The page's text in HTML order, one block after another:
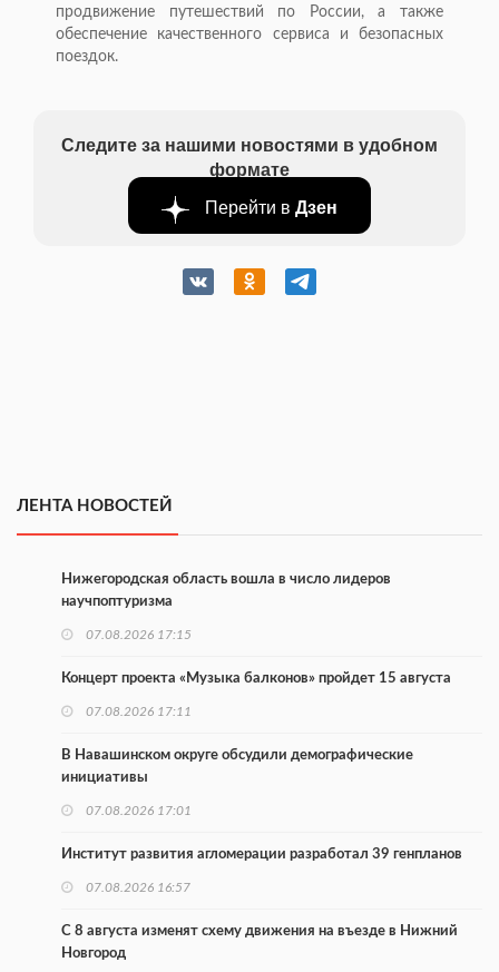
продвижение путешествий по России, а также
обеспечение качественного сервиса и безопасных
поездок.
Следите за нашими новостями в удобном
формате
Перейти в Дзен
ЛЕНТА НОВОСТЕЙ
Нижегородская область вошла в число лидеров
научпоптуризма
07.08.2026 17:15
Концерт проекта «Музыка балконов» пройдет 15 августа
07.08.2026 17:11
В Навашинском округе обсудили демографические
инициативы
07.08.2026 17:01
Институт развития агломерации разработал 39 генпланов
07.08.2026 16:57
С 8 августа изменят схему движения на въезде в Нижний
Новгород